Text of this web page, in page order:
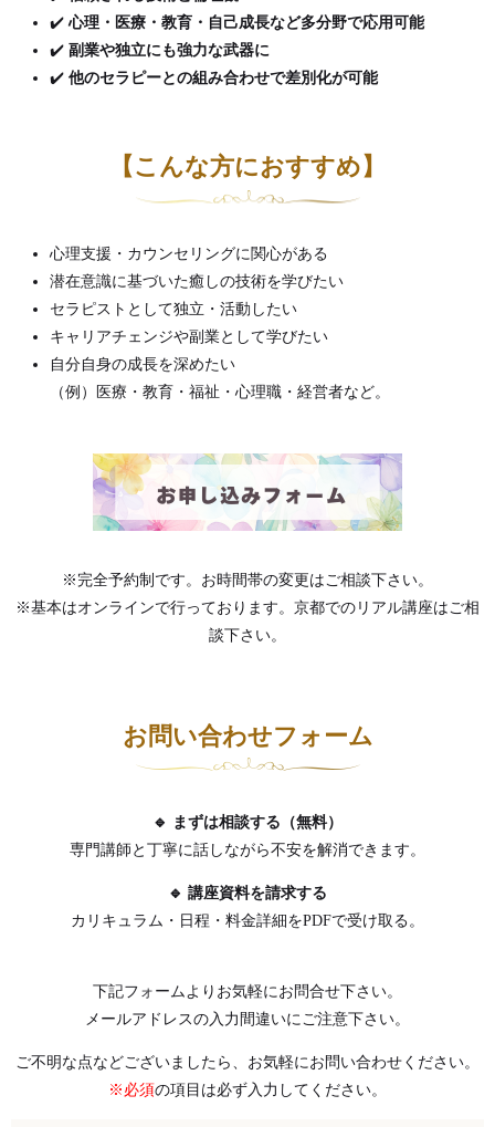
✔️ 心理・医療・教育・自己成長など多分野で応用可能
✔️ 副業や独立にも強力な武器に
✔️ 他のセラピーとの組み合わせで差別化が可能
【こんな方におすすめ】
心理支援・カウンセリングに関心がある
潜在意識に基づいた癒しの技術を学びたい
セラピストとして独立・活動したい
キャリアチェンジや副業として学びたい
自分自身の成長を深めたい
（例）医療・教育・福祉・心理職・経営者など。
※完全予約制です。お時間帯の変更はご相談下さい。
※基本はオンラインで行っております。京都でのリアル講座はご相
談下さい。
お問い合わせフォーム
🔹 まずは相談する（無料）
専門講師と丁寧に話しながら不安を解消できます。
🔹 講座資料を請求する
カリキュラム・日程・料金詳細をPDFで受け取る。
下記フォームよりお気軽にお問合せ下さい。
メールアドレスの入力間違いにご注意下さい。
ご不明な点などございましたら、お気軽にお問い合わせください。
※必須の項目は必ず入力してください。